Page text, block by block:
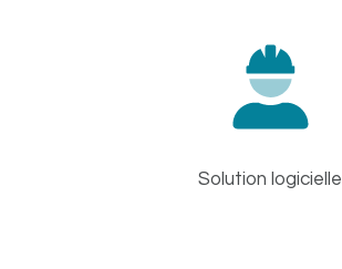
Solution logicielle